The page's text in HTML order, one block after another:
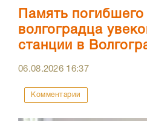
Память
волгоградца
станции в
06.08.2026 16:37
Комментарии